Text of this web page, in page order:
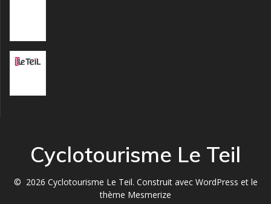
Cyclotourisme Le Teil
© 2026 Cyclotourisme Le Teil. Construit avec WordPress et le
thème Mesmerize